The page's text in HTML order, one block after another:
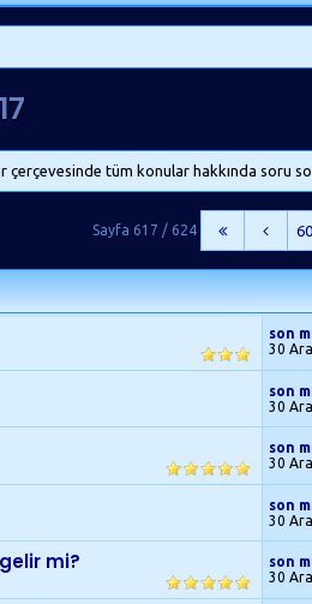
çerçevesinde tüm konular hakkında soru
Sayfa 617 / 624
son
30
son
30
son
30
son
30
mi?
son
30